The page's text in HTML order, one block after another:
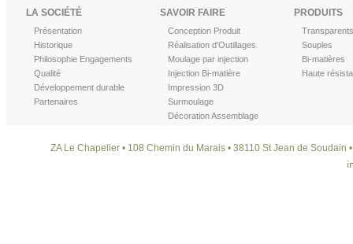
LA SOCIÉTÉ
Présentation
Historique
Philosophie Engagements
Qualité
Développement durable
Partenaires
SAVOIR FAIRE
Conception Produit
Réalisation d'Outillages
Moulage par injection
Injection Bi-matière
Impression 3D
Surmoulage
Décoration Assemblage
PRODUITS
Transparents
Souples
Bi-matières
Haute
ZA Le Chapelier • 108 Chemin du Marais • 38110 St Jean de Soudain